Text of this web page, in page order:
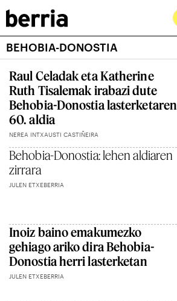
BEHOBIA-DONOSTIA
Raul Celadak eta Katherine
Ruth Tisalemak irabazi dute
Behobia-Donostia lasterketaren
60. aldia
NEREA INTXAUSTI CASTIÑEIRA
Behobia-Donostia: lehen aldiaren
zirrara
JULEN ETXEBERRIA
Inoiz baino emakumezko
gehiago ariko dira Behobia-
Donostia herri lasterketan
JULEN ETXEBERRIA